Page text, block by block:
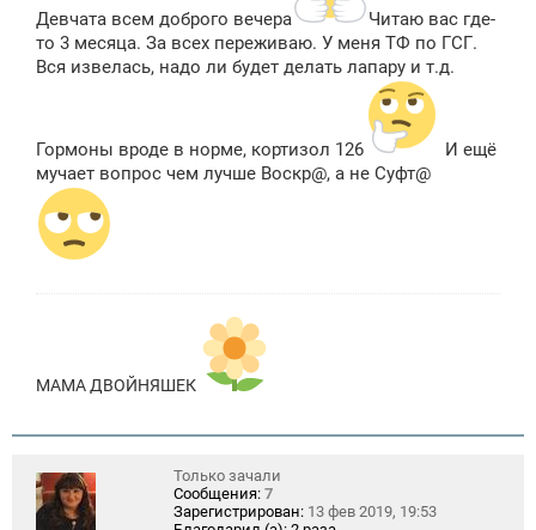
н
е
Девчата всем доброго вечера
Читаю вас где-
то 3 месяца. За всех переживаю. У меня ТФ по ГСГ.
Вся извелась, надо ли будет делать лапару и т.д.
Гормоны вроде в норме, кортизол 126
И ещё
мучает вопрос чем лучше Воскр@, а не Суфт@
МАМА ДВОЙНЯШЕК
Только зачали
Сообщения: 7
Зарегистрирован: 13 фев 2019, 19:53